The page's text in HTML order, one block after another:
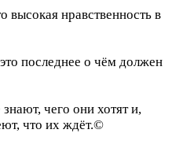
высокая нравственность в
последнее о чём должен
чего они хотят и,
что их ждёт.©